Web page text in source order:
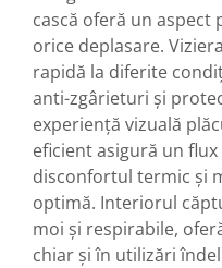
cască oferă un
orice deplasare.
rapidă la diferite
anti-zgârieturi și
experiență vizuală
eficient asigură un
disconfortul termic și
optimă. Interiorul
moi și respirabile,
chiar și în utilizări